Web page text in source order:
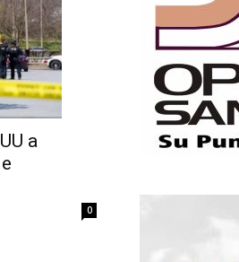
a
0